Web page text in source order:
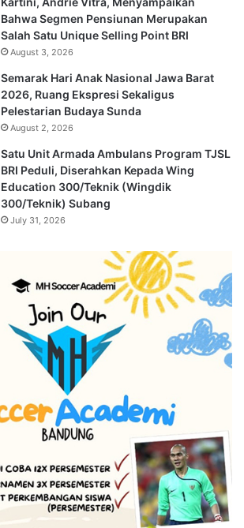
Bahwa Segmen Pensiunan Merupakan
Salah Satu Unique Selling Point BRI
August 3, 2026
Semarak Hari Anak Nasional Jawa Barat
2026, Ruang Ekspresi Sekaligus
Pelestarian Budaya Sunda
August 2, 2026
Satu Unit Armada Ambulans Program TJSL
BRI Peduli, Diserahkan Kepada Wing
Education 300/Teknik (Wingdik
300/Teknik) Subang
July 31, 2026